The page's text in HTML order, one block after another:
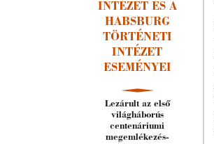
INTÉZET ÉS A
HABSBURG
TÖRTÉNETI
INTÉZET
ESEMÉNYEI
Lezárult az első
világháborús
centenáriumi
megemlékezés-